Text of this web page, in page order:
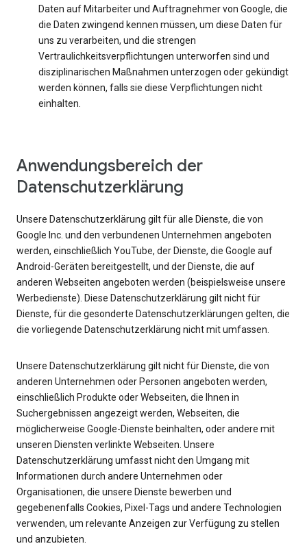
Daten auf Mitarbeiter und Auftragnehmer von Google, die
die Daten zwingend kennen müssen, um diese Daten für
uns zu verarbeiten, und die strengen
Vertraulichkeitsverpflichtungen unterworfen sind und
disziplinarischen Maßnahmen unterzogen oder gekündigt
werden können, falls sie diese Verpflichtungen nicht
einhalten.
Anwendungsbereich der
Datenschutzerklärung
Unsere Datenschutzerklärung gilt für alle Dienste, die von
Google Inc. und den verbundenen Unternehmen angeboten
werden, einschließlich YouTube, der Dienste, die Google auf
Android-Geräten bereitgestellt, und der Dienste, die auf
anderen Webseiten angeboten werden (beispielsweise unsere
Werbedienste). Diese Datenschutzerklärung gilt nicht für
Dienste, für die gesonderte Datenschutzerklärungen gelten, die
die vorliegende Datenschutzerklärung nicht mit umfassen.
Unsere Datenschutzerklärung gilt nicht für Dienste, die von
anderen Unternehmen oder Personen angeboten werden,
einschließlich Produkte oder Webseiten, die Ihnen in
Suchergebnissen angezeigt werden, Webseiten, die
möglicherweise Google-Dienste beinhalten, oder andere mit
unseren Diensten verlinkte Webseiten. Unsere
Datenschutzerklärung umfasst nicht den Umgang mit
Informationen durch andere Unternehmen oder
Organisationen, die unsere Dienste bewerben und
gegebenenfalls Cookies, Pixel-Tags und andere Technologien
verwenden, um relevante Anzeigen zur Verfügung zu stellen
und anzubieten.